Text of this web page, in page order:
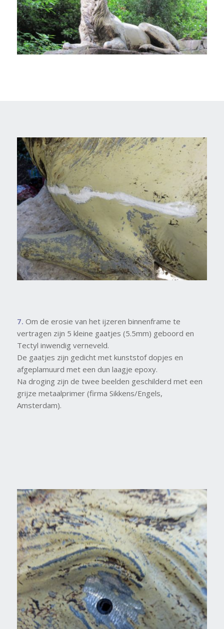
7. Om de erosie van het ijzeren binnenframe te
vertragen zijn 5 kleine gaatjes (5.5mm) geboord en
Tectyl inwendig verneveld.
De gaatjes zijn gedicht met kunststof dopjes en
afgeplamuurd met een dun laagje epoxy.
Na droging zijn de twee beelden geschilderd met een
grijze metaalprimer (firma Sikkens/Engels,
Amsterdam).